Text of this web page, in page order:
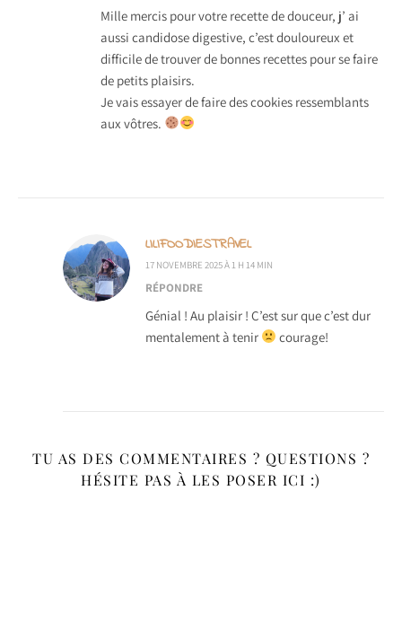
Mille mercis pour votre recette de douceur, j’ ai
aussi candidose digestive, c’est douloureux et
difficile de trouver de bonnes recettes pour se faire
de petits plaisirs.
Je vais essayer de faire des cookies ressemblants
aux vôtres.
LILIFOODIESTRAVEL
17 NOVEMBRE 2025 À 1 H 14 MIN
RÉPONDRE
Génial ! Au plaisir ! C’est sur que c’est dur
mentalement à tenir
courage!
TU AS DES COMMENTAIRES ? QUESTIONS ?
HÉSITE PAS À LES POSER ICI :)